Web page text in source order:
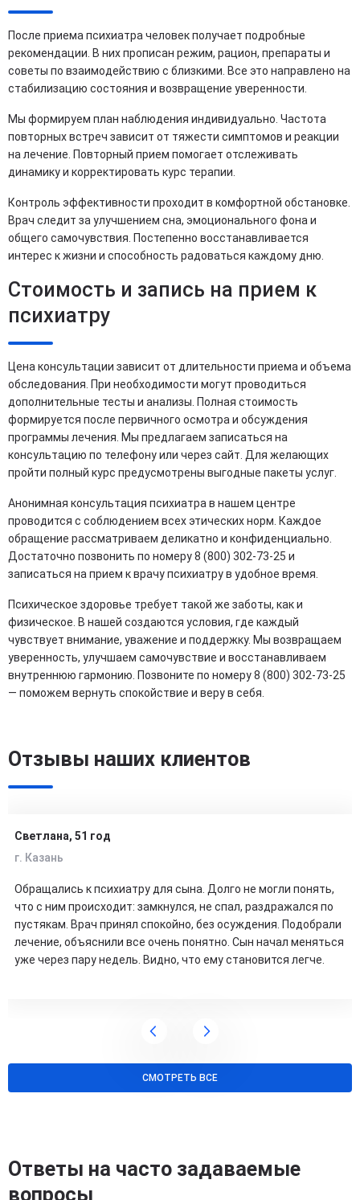
После приема психиатра человек получает подробные
рекомендации. В них прописан режим, рацион, препараты и
советы по взаимодействию с близкими. Все это направлено на
стабилизацию состояния и возвращение уверенности.
Мы формируем план наблюдения индивидуально. Частота
повторных встреч зависит от тяжести симптомов и реакции
на лечение. Повторный прием помогает отслеживать
динамику и корректировать курс терапии.
Контроль эффективности проходит в комфортной обстановке.
Врач следит за улучшением сна, эмоционального фона и
общего самочувствия. Постепенно восстанавливается
интерес к жизни и способность радоваться каждому дню.
Стоимость и запись на прием к
психиатру
Цена консультации зависит от длительности приема и объема
обследования. При необходимости могут проводиться
дополнительные тесты и анализы. Полная стоимость
формируется после первичного осмотра и обсуждения
программы лечения. Мы предлагаем записаться на
консультацию по телефону или через сайт. Для желающих
пройти полный курс предусмотрены выгодные пакеты услуг.
Анонимная консультация психиатра в нашем центре
проводится с соблюдением всех этических норм. Каждое
обращение рассматриваем деликатно и конфиденциально.
Достаточно позвонить по номеру 8 (800) 302-73-25 и
записаться на прием к врачу психиатру в удобное время.
Психическое здоровье требует такой же заботы, как и
физическое. В нашей создаются условия, где каждый
чувствует внимание, уважение и поддержку. Мы возвращаем
уверенность, улучшаем самочувствие и восстанавливаем
внутреннюю гармонию. Позвоните по номеру 8 (800) 302-73-25
— поможем вернуть спокойствие и веру в себя.
Отзывы наших клиентов
Светлана, 51 год
г. Казань
Обращались к психиатру для сына. Долго не могли понять,
что с ним происходит: замкнулся, не спал, раздражался по
пустякам. Врач принял спокойно, без осуждения. Подобрали
лечение, объяснили все очень понятно. Сын начал меняться
уже через пару недель. Видно, что ему становится легче.
СМОТРЕТЬ ВСЕ
Ответы на часто задаваемые
вопросы